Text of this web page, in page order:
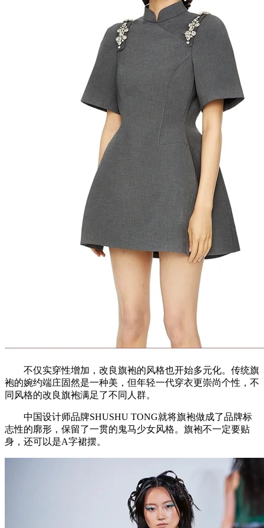
不仅实穿性增加，改良旗袍的风格也开始多元化。传统旗
袍的婉约端庄固然是一种美，但年轻一代穿衣更崇尚个性，不
同风格的改良旗袍满足了不同人群。
中国设计师品牌SHUSHU TONG就将旗袍做成了品牌标
志性的廓形，保留了一贯的鬼马少女风格。旗袍不一定要贴
身，还可以是A字裙摆。